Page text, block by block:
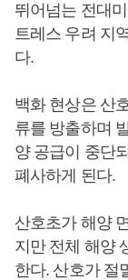
뛰어넘는 전대
트레스 우려 지
다.
백화 현상은 산
류를 방출하며
양 공급이 중단
폐사하게 된다.
산호초가 해양
지만 전체 해양
한다. 산호가 절